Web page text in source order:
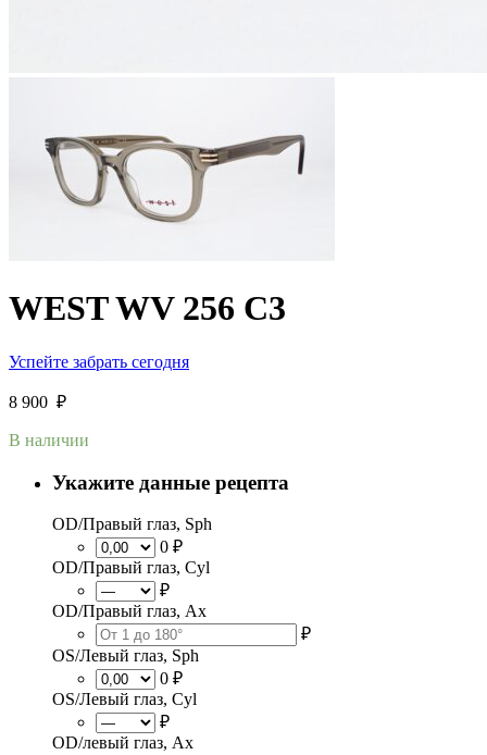
WEST WV 256 C3
Успейте забрать сегодня
8 900 ₽
В наличии
Укажите данные рецепта
OD/Правый глаз, Sph
0 ₽
OD/Правый глаз, Cyl
₽
OD/Правый глаз, Ax
₽
OS/Левый глаз, Sph
0 ₽
OS/Левый глаз, Cyl
₽
OD/левый глаз, Ax